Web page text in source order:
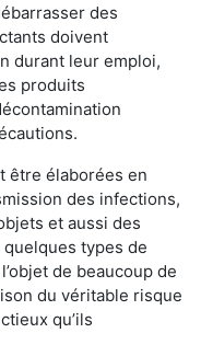
des
doivent
durant leur emploi,
produits
être élaborées en
des infections,
et aussi des
quelques types de
de beaucoup de
du véritable risque
qu’ils